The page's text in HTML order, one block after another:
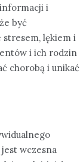
i
być
stresem, lękiem i
i ich rodzin
chorobą i unikać
wczesna